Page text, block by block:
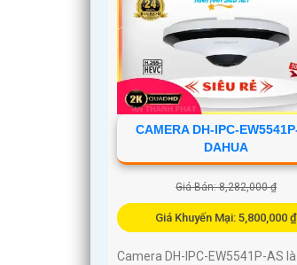
CAMERA DH-IPC-
DAHUA
Giá Bán: 8,282,000 ₫
Giá Khuyến Mại: 5,800,000 ₫
Camera DH-IPC-EW5541P-AS